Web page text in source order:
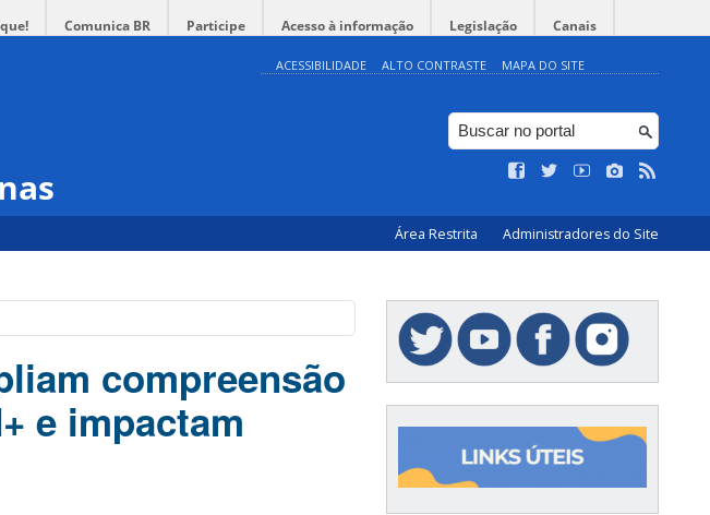
Comunica BR Participe Acesso à informação Legislação Canais
ACESSIBILIDADE ALTO CONTRASTE MAPA DO SITE
Área Restrita Administradores do Site
compreensão
e impactam